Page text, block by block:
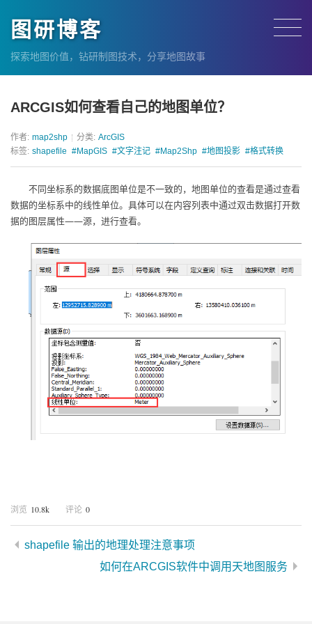
图研博客
探索地图价值，钻研制图技术，分享地图故事
ARCGIS如何查看自己的地图单位？
作者: map2shp 分类: ArcGIS
标签: shapefile #MapGIS #文字注记 #Map2Shp #地图投影 #格式转换
不同坐标系的数据底图单位是不一致的，地图单位的查看是通过查看
数据的坐标系中的线性单位。具体可以在内容列表中通过双击数据打开数
据的图层属性——源，进行查看。
浏览 10.8k 评论 0
shapefile 输出的地理处理注意事项
如何在ARCGIS软件中调用天地图服务